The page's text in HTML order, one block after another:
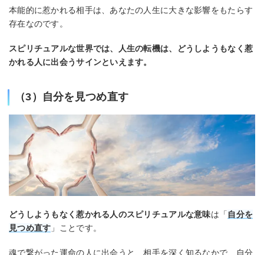
本能的に惹かれる相手は、あなたの人生に大きな影響をもたらす
存在なのです。
スピリチュアルな世界では、人生の転機は、どうしようもなく惹
かれる人に出会うサインといえます。
（3）自分を見つめ直す
どうしようもなく惹かれる人のスピリチュアルな意味は「 自分を
見つめ直す 」ことです。
魂で繋がった運命の人に出会うと、相手を深く知るなかで、自分